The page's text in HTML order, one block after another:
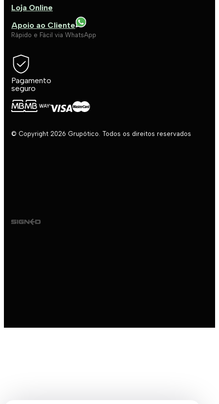
Loja Online
Apoio ao Cliente
Rápido e Fácil via WhatsApp
Pagamento
seguro
© Copyright 2026 Grupótico. Todos os direitos reservados